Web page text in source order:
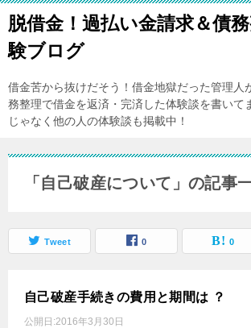
脱借金！過払い金請求＆債
験ブログ
借金苦から抜けだそう！借金地獄だった管理人
務整理で借金を返済・完済した体験談を書いて
じゃなく他の人の体験談も掲載中！
「自己破産について」の記事
Tweet 0 0
自己破産手続きの費用と期間は ？
公開日:2016年3月30日